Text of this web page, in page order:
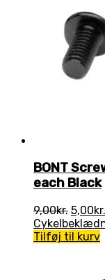
BONT
each Black
9,00kr. Den
pris
5,00kr.
Tilføj til kurv